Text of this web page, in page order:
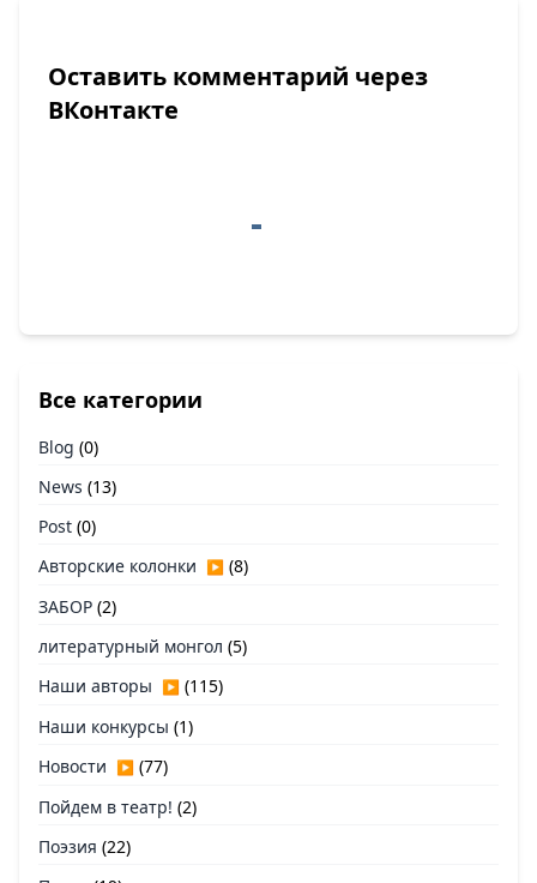
Оставить комментарий через
ВКонтакте
Все категории
Blog (0)
News (13)
Post (0)
Авторские колонки ▶ (8)
ЗАБОР (2)
литературный монгол (5)
Наши авторы ▶ (115)
Наши конкурсы (1)
Новости ▶ (77)
Пойдем в театр! (2)
Поэзия (22)